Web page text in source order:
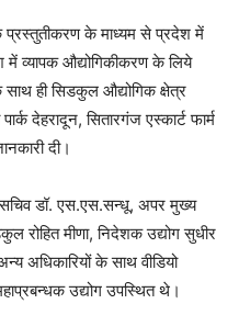
प्रस्तुतीकरण के माध्यम से प्रदेश में
में व्यापक औद्योगिकीकरण के लिये
साथ ही सिडकुल औद्योगिक क्षेत्र
देहरादून, सितारगंज एस्कार्ट फार्म
दी।
डॉ. एस.एस.सन्धू, अपर मुख्य
रोहित मीणा, निदेशक उद्योग सुधीर
अधिकारियों के साथ वीडियो
उद्योग उपस्थित थे।